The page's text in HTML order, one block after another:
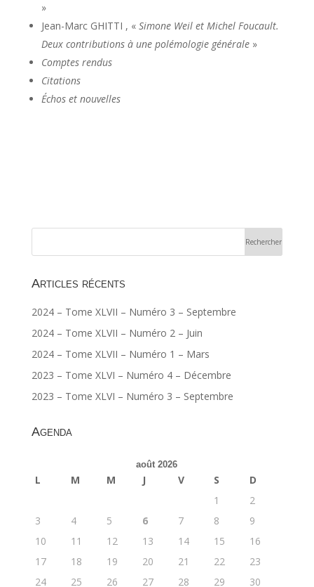
»
Jean-Marc GHITTI , « Simone Weil et Michel Foucault.
Deux contributions à une polémologie générale»
Comptes rendus
Citations
Échos et nouvelles
Articles récents
2024 – Tome XLVII – Numéro 3 – Septembre
2024 – Tome XLVII – Numéro 2 – Juin
2024 – Tome XLVII – Numéro 1 – Mars
2023 – Tome XLVI – Numéro 4 – Décembre
2023 – Tome XLVI – Numéro 3 – Septembre
Agenda
août 2026
L M M J V S
D
1
2
3
4 5 6 7 8
9
10
11 12 13 14 15
16
17
18 19 20 21 22
23
24
25 26 27 28 29 30